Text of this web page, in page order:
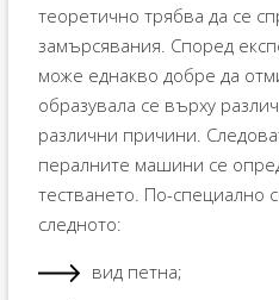
теоретично трябва да се
замърсявания. Според
може еднакво добре да
образувала се върху
различни причини.
пералните машини се
тестването. По-специално
следното:
вид петна;